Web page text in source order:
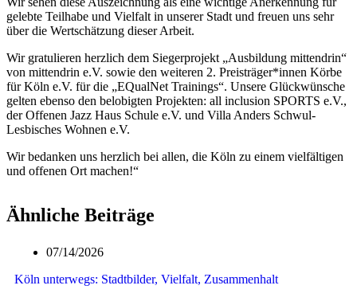
gelebte Teilhabe und Vielfalt in unserer Stadt und freuen uns sehr
über die Wertschätzung dieser Arbeit.
Wir gratulieren herzlich dem Siegerprojekt „Ausbildung mittendrin“
von mittendrin e.V. sowie den weiteren 2. Preisträger*innen Körbe
für Köln e.V. für die „EQualNet Trainings“. Unsere Glückwünsche
gelten ebenso den belobigten Projekten: all inclusion SPORTS e.V.,
der Offenen Jazz Haus Schule e.V. und Villa Anders Schwul-
Lesbisches Wohnen e.V.
Wir bedanken uns herzlich bei allen, die Köln zu einem vielfältigen
und offenen Ort machen!“
Ähnliche Beiträge
07/14/2026
Köln unterwegs: Stadtbilder, Vielfalt, Zusammenhalt